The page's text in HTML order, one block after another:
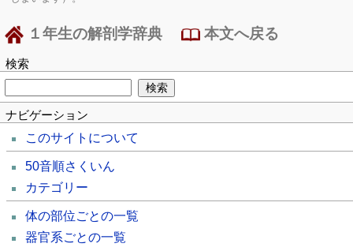
１年生の解剖学辞典 本文へ戻る
検索
ナビゲーション
このサイトについて
50音順さくいん
カテゴリー
体の部位ごとの一覧
器官系ごとの一覧